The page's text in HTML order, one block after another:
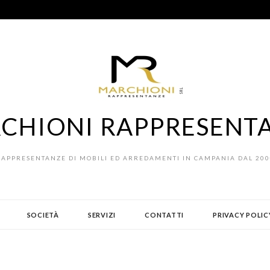
DI MOBILI ED ARREDAMENTI IN CAMPANIA DAL
SOCIETÀ SERVIZI CONTATTI PRIVACY